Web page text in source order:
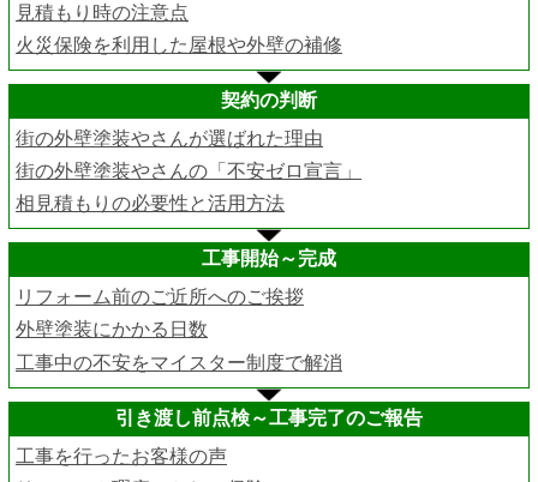
見積もり時の注意点
火災保険を利用した屋根や外壁の補修
契約の判断
街の外壁塗装やさんが選ばれた理由
街の外壁塗装やさんの「不安ゼロ宣言」
相見積もりの必要性と活用方法
工事開始～完成
リフォーム前のご近所へのご挨拶
外壁塗装にかかる日数
工事中の不安をマイスター制度で解消
引き渡し前点検～工事完了のご報告
工事を行ったお客様の声